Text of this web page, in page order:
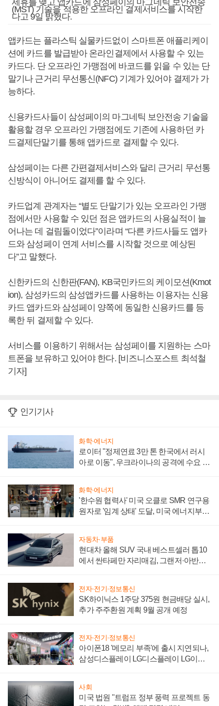
제휴를 맺고 앱카드에 삼성페이의 마그네틱 보안전송
(MST) 기술을 적용한 오프라인 결제서비스를 시작한
다고 9일 밝혔다.
앱카드는 플라스틱 실물카드없이 스마트폰 애플리케이
션에 카드를 발급받아 온라인결제에서 사용할 수 있는
카드다. 단 오프라인 가맹점에 바코드를 읽을 수 있는 단
말기나 근거리 무선통신(NFC) 기계가 있어야 결제가 가
능하다.
신용카드사들이 삼성페이의 마그네틱 보안전송 기술을
활용할 경우 오프라인 가맹점에도 기존에 사용하던 카
드결제단말기를 통해 앱카드로 결제할 수 있다.
삼성페이는 다른 간편결제서비스와 달리 근거리 무선통
신방식이 아니어도 결제를 할 수 있다.
카드업계 관계자는 “별도 단말기가 있는 오프라인 가맹
점에서만 사용할 수 있던 점은 앱카드의 사용실적이 늘
어나는 데 걸림돌이었다”이라며 “다른 카드사들도 앱카
드와 삼성페이 연계 서비스를 시작할 것으로 예상된
다”고 말했다.
신한카드의 신한판(FAN), KB국민카드의 케이모션(Kmot
ion), 삼성카드의 삼성앱카드를 사용하는 이용자는 신용
카드 앱카드와 삼성페이 양쪽에 동일한 신용카드를 등
록한 뒤 결제할 수 있다.
서비스를 이용하기 위해서는 삼성페이를 지원하는 스마
트폰을 보유하고 있어야 한다. [비즈니스포스트 최석철
기자]
인기기사
화학·에너지
로이터 "정제연료 3만 톤 한국에서 러시
아로 이동", 우크라이나의 공격에 수요 늘
화학·에너지
'한수원 협력사' 미국 오클로 SMR 연구용
원자로 '임계 상태' 도달, 미국 에너지부
자동차·부품
현대차 올해 SUV 국내 베스트셀러 톱10
에서 싼타페만 자리매김, 그랜저·아반떼
전자·전기·정보통신
SK하이닉스 1주당 375원 현금배당 실시,
추가 주주환원 계획 9월 공개 예정
전자·전기·정보통신
아이폰18 '메모리 부족'에 출시 지연되나,
삼성디스플레이 LG디스플레이 LG이노
사회
미국 법원 "트럼프 정부 풍력 프로젝트 동